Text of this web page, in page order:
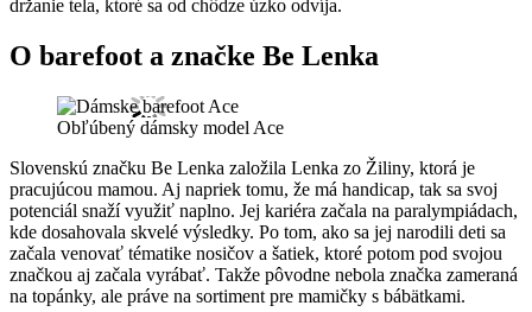
držanie tela, ktoré sa od chôdze úzko odvíja.
O barefoot a značke Be Lenka
Obľúbený dámsky model Ace
Slovenskú značku Be Lenka založila Lenka zo Žiliny, ktorá je
pracujúcou mamou. Aj napriek tomu, že má handicap, tak sa svoj
potenciál snaží využiť naplno. Jej kariéra začala na paralympiádach,
kde dosahovala skvelé výsledky. Po tom, ako sa jej narodili deti sa
začala venovať tématike nosičov a šatiek, ktoré potom pod svojou
značkou aj začala vyrábať. Takže pôvodne nebola značka zameraná
na topánky, ale práve na sortiment pre mamičky s bábätkami.